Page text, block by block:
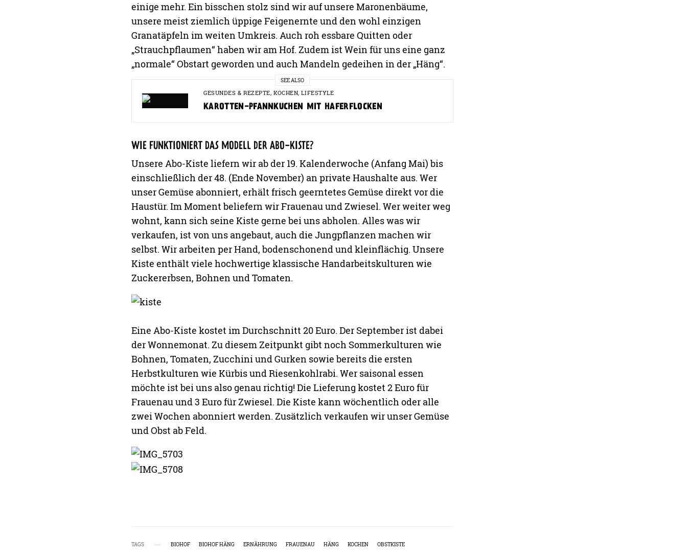
einige mehr. Ein bisschen stolz sind wir auf unsere Maronenbäume,
unsere meist ziemlich üppige Feigenernte und den wohl einzigen
Granatäpfeln im weiten Umkreis. Auch roh essbare Quitten oder
„Strauchpflaumen“ haben wir am Hof. Zudem ist Wein für uns eine ganz
„normale“ Obstart geworden und auch Mandeln gedeihen in der „Häng“.
SEE ALSO
GESUNDES & REZEPTE,KOCHEN,LIFESTYLE
KAROTTEN-PFANNKUCHEN MIT HAFERFLOCKEN
WIE FUNKTIONIERT DAS MODELL DER ABO-KISTE?
Unsere Abo-Kiste liefern wir ab der 19. Kalenderwoche (Anfang Mai) bis
einschließlich der 48. (Ende November) an private Haushalte aus. Wer
unser Gemüse abonniert, erhält frisch geerntetes Gemüse direkt vor die
Haustür. Im Moment beliefern wir Frauenau und Zwiesel. Wer weiter weg
wohnt, kann sich seine Kiste gerne bei uns abholen. Alles was wir
verkaufen, ist von uns angebaut, auch die Jungpflanzen machen wir
selbst. Wir arbeiten per Hand, bodenschonend und kleinflächig. Unsere
Kiste enthält viele hochwertige klassische Handarbeitskulturen wie
Zuckererbsen, Bohnen und Tomaten.
Eine Abo-Kiste kostet im Durchschnitt 20 Euro. Der September ist dabei
der Wonnemonat. Zu diesem Zeitpunkt gibt noch Sommerkulturen wie
Bohnen, Tomaten, Zucchini und Gurken sowie bereits die ersten
Herbstkulturen wie Kürbis und Riesenkohlrabi. Wer saisonal essen
möchte ist bei uns also genau richtig! Die Lieferung kostet 2 Euro für
Frauenau und 3 Euro für Zwiesel. Die Kiste kann wöchentlich oder alle
zwei Wochen abonniert werden. Zusätzlich verkaufen wir unser Gemüse
und Obst ab Feld.
TAGS BIOHOF BIOHOF HÄNG ERNÄHRUNG FRAUENAU HÄNG KOCHEN OBSTKISTE